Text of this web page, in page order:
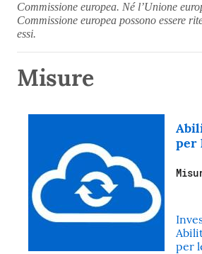
Commissione europea. Né l’Unione
Commissione europea possono essere
essi.
Misure
per
per